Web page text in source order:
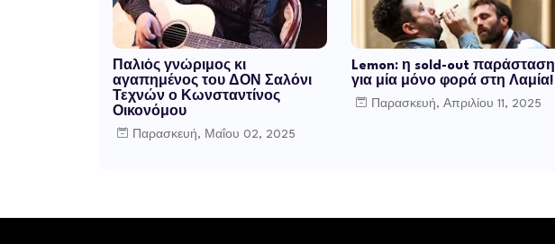
Παλιός γνώριμος κι
αγαπημένος του ΔΟΝ Σαλόνι
Τεχνών ο Κωνσταντίνος
Οικονόμου
Παρασκευή, Μαΐου 02, 2025
Lemon: η sold-out παράσταση
για μία μόνο φορά στη Λαμία!
Παρασκευή, Απριλίου 11, 2025